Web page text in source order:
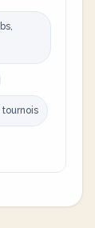
tournois